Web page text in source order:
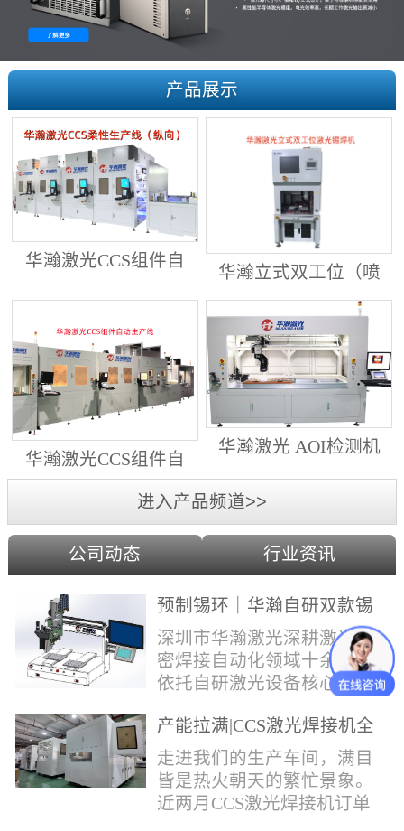
产品展示
华瀚激光CCS组件自
动生产线（纵向线）
华瀚立式双工位（喷
射锡膏）激光焊锡机
华瀚激光CCS组件自
动生产线（横向线）
华瀚激光 AOI检测机
（型号HA18DM6)
进入产品频道>>
公司动态 行业资讯
预制锡环｜华瀚自研双款锡
环机，实现焊点标准化量产
深圳市华瀚激光深耕激光精
密焊接自动化领域十余年，
依托自研激光设备核心技
环挤压成型机、多功能锡环
卷绕成型机，两套专业锡环
制备设备，预制标准化锡环
搭配激光定点熔锡工艺，从
产能拉满|CCS激光焊接机全
力量产冲刺
走进我们的生产车间，满目
皆是热火朝天的繁忙景象。
近两月CCS激光焊接机订单